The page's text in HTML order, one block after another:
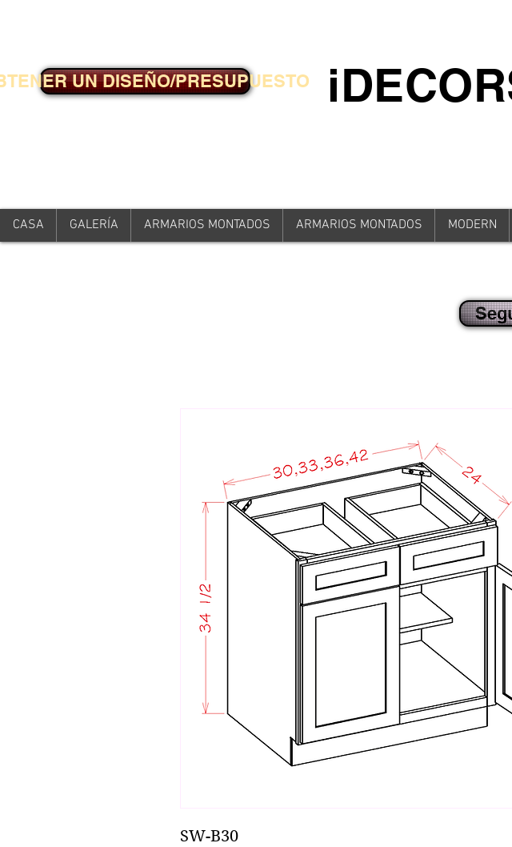
UN DISEÑO/PRESUPUESTO
CASA GALERÍA ARMARIOS MONTADOS ARMARIOS MONTADOS MODERN
SW-B30